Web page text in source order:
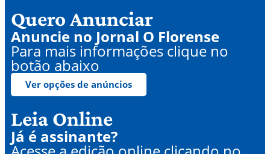
Quero Anunciar
Anuncie no Jornal O Florense
Para mais informações clique no
botão abaixo
Ver opções de anúncios
Leia Online
Já é assinante?